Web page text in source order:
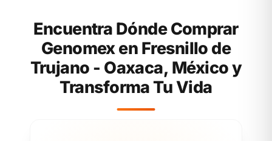
Encuentra Dónde Comprar
Genomex en Fresnillo de
Trujano - Oaxaca, México y
Transforma Tu Vida